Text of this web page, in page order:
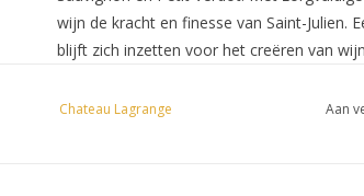
wijn de kracht en finesse van Saint-Julien.
blijft zich inzetten voor het creëren van
2018 jaargang.
Chateau Lagrange Aan